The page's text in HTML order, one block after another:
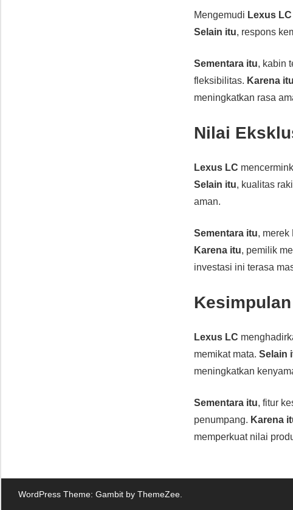
Mengemudi Lexus LC
Selain itu, respons
Sementara itu, kabin
fleksibilitas. Karena itu
meningkatkan rasa
Nilai
Lexus LC
Selain itu, kualitas
aman.
Sementara itu, merek
Karena itu, pemilik
investasi ini terasa
Kesimpulan
Lexus LC
memikat mata.Selain
meningkatkan
Sementara itu, fitur
penumpang. Karena
memperkuat nilai
WordPress Theme: Gambit by ThemeZee.